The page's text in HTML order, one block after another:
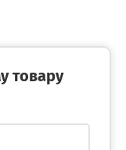
товару